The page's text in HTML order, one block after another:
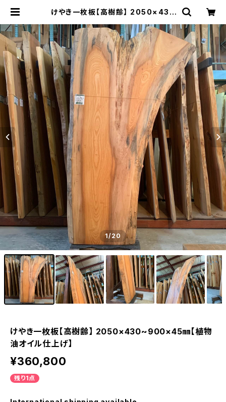
けやき一枚板【高樹齢】 2050×430
| 木の店さんもく
1/20
けやき一枚板【高樹齢】 2050×430~900×45㎜【植物
油オイル仕上げ】
¥360,800
残り1点